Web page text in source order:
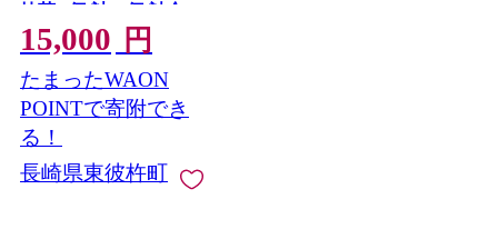
抹茶 3個 計10個 詰合
わせ [長崎カステラセ
ンター心泉堂 長崎県
東彼杵町
hs42bag180028] 和菓子
かすてら 長崎 お菓子
おやつ
15,000 円
たまったWAON
POINTで寄附でき
る！
長崎県東彼杵町